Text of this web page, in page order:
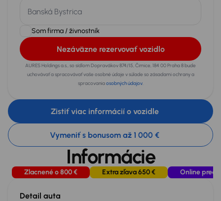
Som firma / živnostník
Nezáväzne rezervovať vozidlo
AURES Holdings a.s., so sídlom Dopravákov 874/15, Čimice, 184 00 Praha 8 bude
uchovávať a spracovávať vaše osobné údaje v súlade so zásadami ochrany a
spracovaniaosobných údajov.
Zistiť viac informácií o vozidle
Vymeniť s bonusom až 1 000 €
Informácie
Zlacnené o 800 € Extra zľava 650 € Online
Detail auta